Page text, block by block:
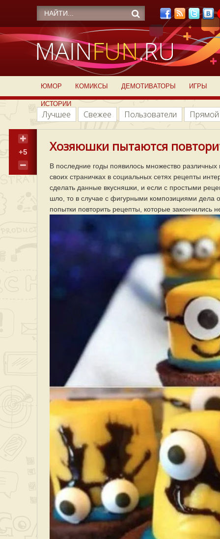
ЮМОР КОМИКСЫ ДЕМОТИВАТОРЫ ИГРЫ
ИСТОРИИ
Лучшее Свежее Пользователи
+5 Хозяюшки пытаются
В последние годы появилось множество
своих страничках в социальных сетях рецепты
сделать данные вкусняшки, и если с простыми
шло, то в случае с фигурными композициями дела
попытки повторить рецепты, которые закончились